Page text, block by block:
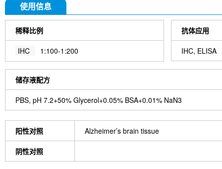
使用信息
稀释比例
IHC 1:100-1:200
抗体应用
IHC, ELISA
储存液配方
PBS, pH 7.2+50% Glycerol+0.05% BSA+0.01% NaN3
阳性对照 Alzheimer’s brain tissue
阴性对照